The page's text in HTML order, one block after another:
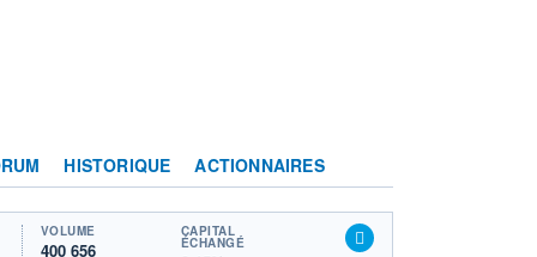
HISTORIQUE ACTIONNAIRES
VOLUME
400 656
CAPITAL
ÉCHANGÉ